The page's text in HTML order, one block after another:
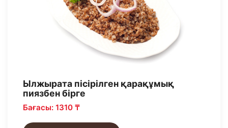
Ылжырата пісірілген қарақұмық
пиязбен бірге
Бағасы: 1310 ₸